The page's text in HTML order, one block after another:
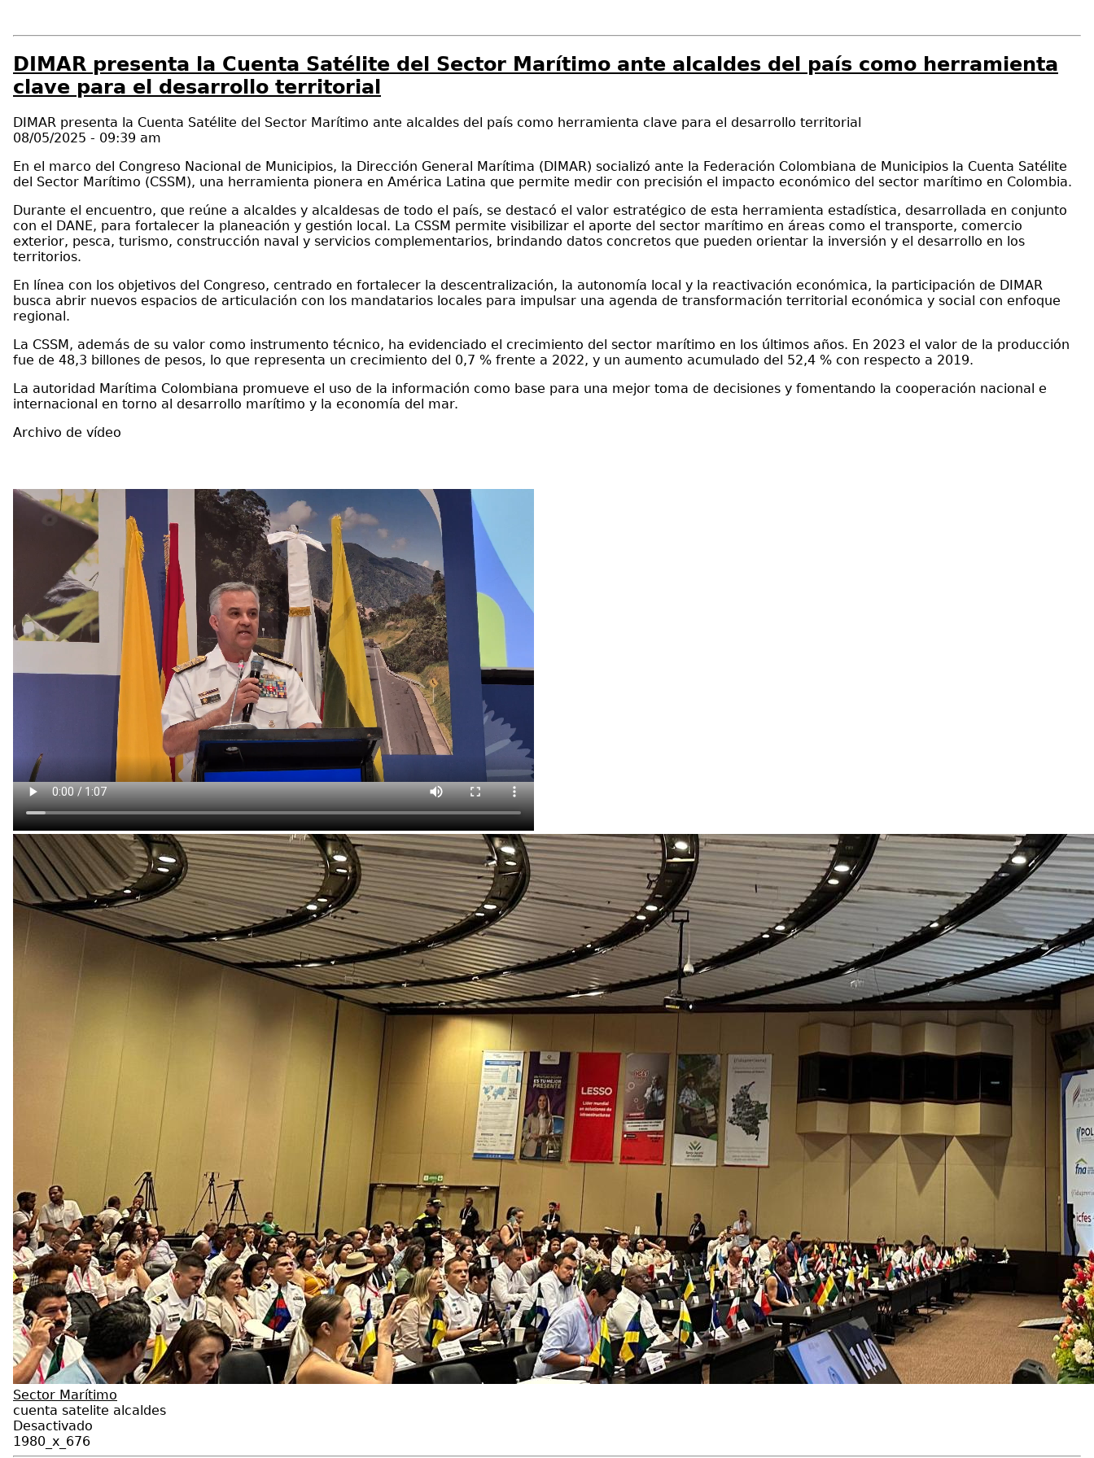
DIMAR presenta la Cuenta Satélite del Sector Marítimo ante alcaldes del país como herramienta
clave para el desarrollo territorial
DIMAR presenta la Cuenta Satélite del Sector Marítimo ante alcaldes del país como herramienta clave para el desarrollo territorial
08/05/2025 - 09:39 am
En el marco del Congreso Nacional de Municipios, la Dirección General Marítima (DIMAR) socializó ante la Federación Colombiana de Municipios la Cuenta Satélite
del Sector Marítimo (CSSM), una herramienta pionera en América Latina que permite medir con precisión el impacto económico del sector marítimo en Colombia.
Durante el encuentro, que reúne a alcaldes y alcaldesas de todo el país, se destacó el valor estratégico de esta herramienta estadística, desarrollada en conjunto
con el DANE, para fortalecer la planeación y gestión local. La CSSM permite visibilizar el aporte del sector marítimo en áreas como el transporte, comercio
exterior, pesca, turismo, construcción naval y servicios complementarios, brindando datos concretos que pueden orientar la inversión y el desarrollo en los
territorios.
En línea con los objetivos del Congreso, centrado en fortalecer la descentralización, la autonomía local y la reactivación económica, la participación de DIMAR
busca abrir nuevos espacios de articulación con los mandatarios locales para impulsar una agenda de transformación territorial económica y social con enfoque
regional.
La CSSM, además de su valor como instrumento técnico, ha evidenciado el crecimiento del sector marítimo en los últimos años. En 2023 el valor de la producción
fue de 48,3 billones de pesos, lo que representa un crecimiento del 0,7 % frente a 2022, y un aumento acumulado del 52,4 % con respecto a 2019.
La autoridad Marítima Colombiana promueve el uso de la información como base para una mejor toma de decisiones y fomentando la cooperación nacional e
internacional en torno al desarrollo marítimo y la economía del mar.
Archivo de vídeo
Sector Marítimo
cuenta satelite alcaldes
Desactivado
1980_x_676